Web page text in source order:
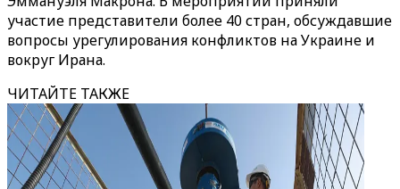
участие представители более 40 стран, обсуждавшие
вопросы урегулирования конфликтов на Украине и
вокруг Ирана.
ЧИТАЙТЕ ТАКЖЕ